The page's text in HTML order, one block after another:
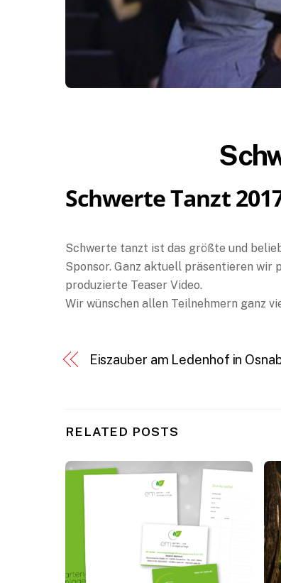
Schwerte Tanzt
Schwerte tanzt ist das größte und
Sponsor. Ganz aktuell präsentieren wir
produzierte Teaser Video.
Wir wünschen allen Teilnehmern ganz
Eiszauber am Ledenhof in
RELATED POSTS